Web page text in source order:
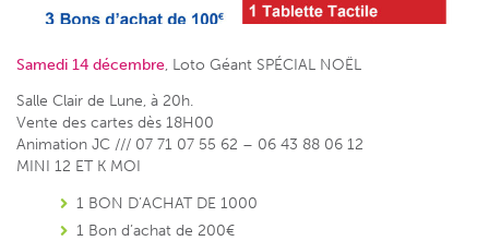
Samedi 14 décembre, Loto Géant SPÉCIAL NOËL
Salle Clair de Lune, à 20h.
Vente des cartes dès 18H00
Animation JC /// 07 71 07 55 62 – 06 43 88 06 12
MINI 12 ET K MOI
1 BON D’ACHAT DE 1000
1 Bon d’achat de 200€